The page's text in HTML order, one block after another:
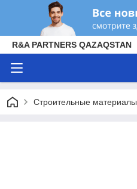
R&A PARTNERS QAZAQSTAN
Строительные материалы